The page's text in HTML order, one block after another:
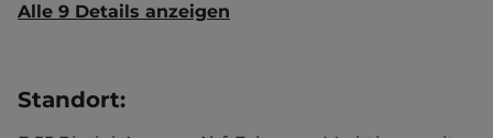
Alle 9 Details anzeigen
Standort: